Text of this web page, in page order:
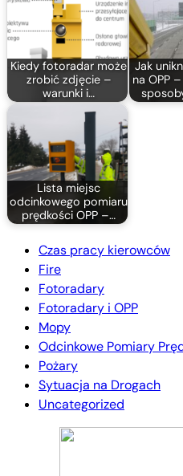
Kiedy fotoradar może
zrobić zdjęcie –
warunki i…
Jak
na OPP
Lista miejsc
odcinkowego pomiaru
prędkości OPP –…
Czas pracy kierowców
Fire
Fotoradary
Fotoradary i OPP
Mopy
Odcinkowe Pomiary
Pożary
Sytuacja na Drogach
Uncategorized